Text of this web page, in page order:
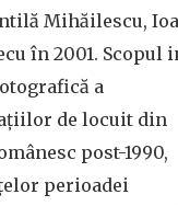
Mihăilescu,
în 2001. Scopul
a
de locuit din
post-1990,
perioadei